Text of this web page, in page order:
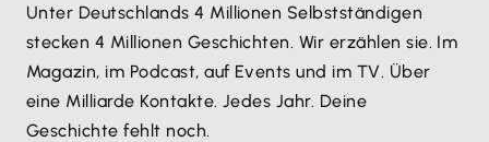
Unter Deutschlands 4 Millionen Selbstständigen
stecken 4 Millionen Geschichten. Wir erzählen sie. Im
Magazin, im Podcast, auf Events und im TV. Über
eine Milliarde Kontakte. Jedes Jahr. Deine
Geschichte fehlt noch.